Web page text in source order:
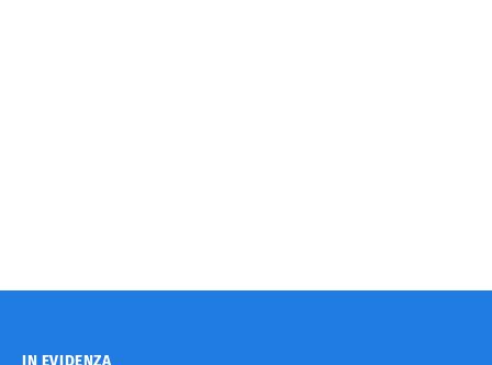
IN EVIDENZA